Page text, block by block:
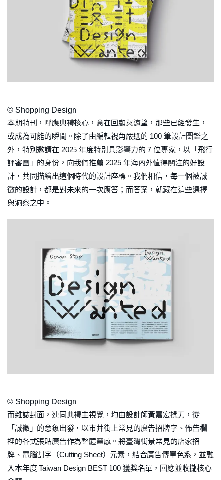
© Shopping Design
本期特刊，呼應典禮核心，意在回顧與遠望，那些已經發生，
或成為可能的瞬間。除了由編輯視角嚴選的 100 筆設計圖鑑之
外，特別邀請在 2025 年度特別具影響力的 7 位專家，以「飛行
評審團」的身份，向我們推薦 2025 年海內外值得關注的好設
計，共同描繪出這個時代的設計座標。我們相信，每一個被誠
徵的設計，都是對未來的一次應答；而答案，就藏在這些選擇
與洞察之中。
© Shopping Design
而雜誌封面，連同典禮主視覺，均由設計師黃嘉宏操刀，從
「誠徵」的意象出發，以市井街上常見的廣告招牌字、佈告欄
裡的各式張貼廣告作為整體靈感。將臺灣街景常見的店家招
牌、電腦割字（Cutting Sheet）元素，結合廣告傳單色系，並融
入本年度 Taiwan Design BEST 100 獲獎名單，回應並收攏核心